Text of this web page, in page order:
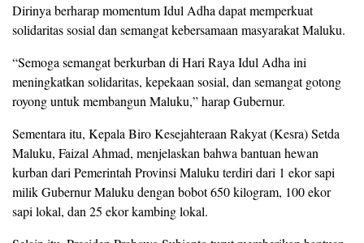
Dirinya berharap momentum Idul Adha dapat memperkuat
solidaritas sosial dan semangat kebersamaan masyarakat Maluku.
“Semoga semangat berkurban di Hari Raya Idul Adha ini
meningkatkan solidaritas, kepekaan sosial, dan semangat gotong
royong untuk membangun Maluku,” harap Gubernur.
Sementara itu, Kepala Biro Kesejahteraan Rakyat (Kesra) Setda
Maluku, Faizal Ahmad, menjelaskan bahwa bantuan hewan
kurban dari Pemerintah Provinsi Maluku terdiri dari 1 ekor sapi
milik Gubernur Maluku dengan bobot 650 kilogram, 100 ekor
sapi lokal, dan 25 ekor kambing lokal.